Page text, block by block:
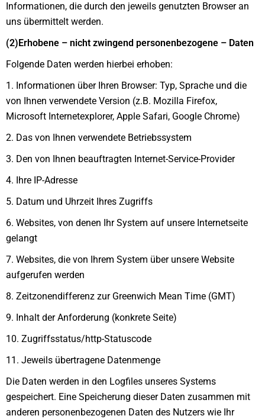
Informationen, die durch den jeweils genutzten Browser an
uns übermittelt werden.
(2)Erhobene – nicht zwingend personenbezogene – Daten
Folgende Daten werden hierbei erhoben:
1. Informationen über Ihren Browser: Typ, Sprache und die
von Ihnen verwendete Version (z.B. Mozilla Firefox,
Microsoft Internetexplorer, Apple Safari, Google Chrome)
2. Das von Ihnen verwendete Betriebssystem
3. Den von Ihnen beauftragten Internet-Service-Provider
4. Ihre IP-Adresse
5. Datum und Uhrzeit Ihres Zugriffs
6. Websites, von denen Ihr System auf unsere Internetseite
gelangt
7. Websites, die von Ihrem System über unsere Website
aufgerufen werden
8. Zeitzonendifferenz zur Greenwich Mean Time (GMT)
9. Inhalt der Anforderung (konkrete Seite)
10. Zugriffsstatus/http-Statuscode
11. Jeweils übertragene Datenmenge
Die Daten werden in den Logfiles unseres Systems
gespeichert. Eine Speicherung dieser Daten zusammen mit
anderen personenbezogenen Daten des Nutzers wie Ihr